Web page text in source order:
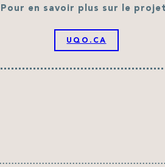
Pour en savoir plus sur le projet
UQO.CA